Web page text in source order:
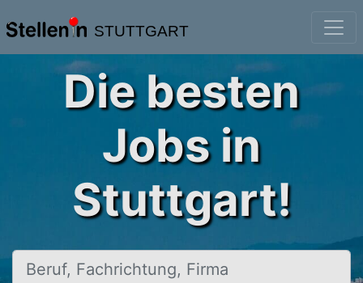
STUTTGART
Die besten
Jobs in
Stuttgart!
Beruf, Fachrichtung, Firma